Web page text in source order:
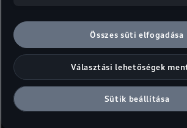
Erőteljes megjelenés
Összes süti elfogadása
Választási lehetőségek
Sütik beállítása